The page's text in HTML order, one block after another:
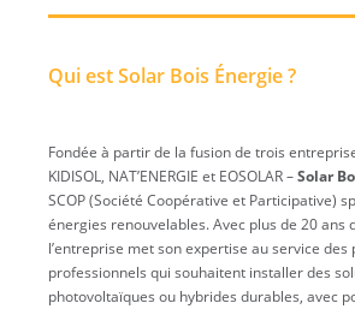
Qui est Solar Bois Énergie ?
Fondée à partir de la fusion de trois
KIDISOL, NAT’ENERGIE et EOSOLAR –Solar
SCOP (Société Coopérative et Participative)
énergies renouvelables. Avec plus de 20 ans
l’entreprise met son expertise au service
professionnels qui souhaitent installer des
photovoltaïques ou hybrides durables, avec